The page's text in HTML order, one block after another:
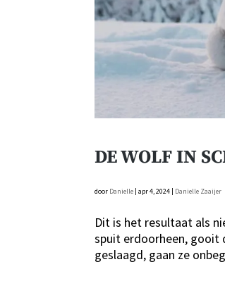
DE WOLF IN
door Danielle |apr 4, 2024 Danielle Zaaijer
Dit is het resultaat als
spuit erdoorheen, gooit
geslaagd, gaan ze